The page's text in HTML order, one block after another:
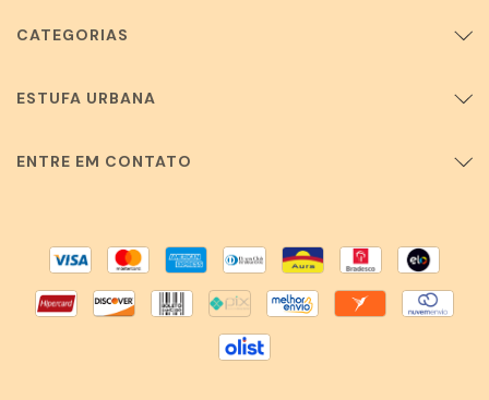
CATEGORIAS
ESTUFA URBANA
ENTRE EM CONTATO